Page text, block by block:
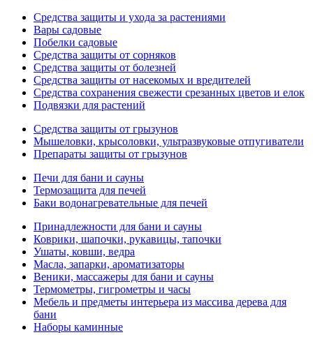
Средства защиты и ухода за растениями
Вары садовые
Побелки садовые
Средства защиты от сорняков
Средства защиты от болезней
Средства защиты от насекомых и вредителей
Средства сохранения свежести срезанных цветов и елок
Подвязки для растений
Средства защиты от грызунов
Мышеловки, крысоловки, ультразвуковые отпугиватели
Препараты защиты от грызунов
Печи для бани и сауны
Термозащита для печей
Баки водонагревательные для печей
Принадлежности для бани и сауны
Коврики, шапочки, рукавицы, тапочки
Ушаты, ковши, ведра
Масла, запарки, ароматизаторы
Веники, массажеры для бани и сауны
Термометры, гигрометры и часы
Мебель и предметы интерьера из массива дерева для
бани
Наборы каминные